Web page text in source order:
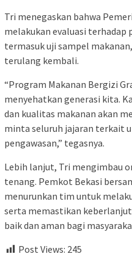
Tri menegaskan bahwa
melakukan evaluasi terhadap
termasuk uji sampel
terulang kembali.
“Program Makanan Bergizi
menyehatkan generasi kita.
dan kualitas makanan akan
minta seluruh jajaran terkait
pengawasan,” tegasnya.
Lebih lanjut, Tri mengimbau
tenang. Pemkot Bekasi
menurunkan tim untuk
serta memastikan
baik dan aman bagi
Post Views: 245